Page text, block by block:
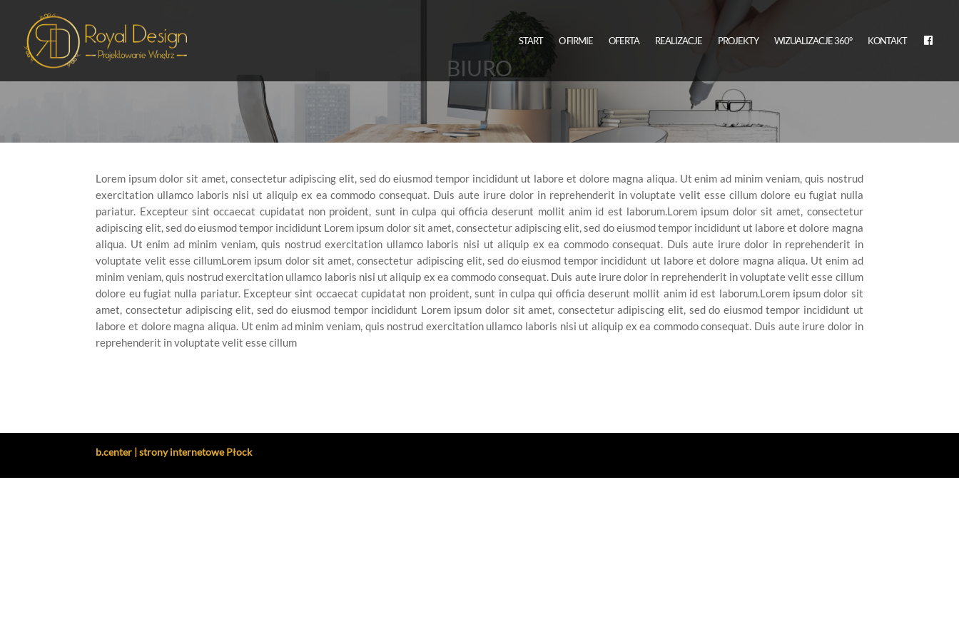
START O FIRMIE OFERTA REALIZACJE PROJEKTY WIZUALIZACJE 360° KONTAKT
BIURO
Lorem ipsum dolor sit amet, consectetur adipiscing elit, sed do eiusmod tempor incididunt ut labore et dolore magna aliqua. Ut enim ad minim veniam, quis nostrud
exercitation ullamco laboris nisi ut aliquip ex ea commodo consequat. Duis aute irure dolor in reprehenderit in voluptate velit esse cillum dolore eu fugiat nulla
pariatur. Excepteur sint occaecat cupidatat non proident, sunt in culpa qui officia deserunt mollit anim id est laborum.Lorem ipsum dolor sit amet, consectetur
adipiscing elit, sed do eiusmod tempor incididunt Lorem ipsum dolor sit amet, consectetur adipiscing elit, sed do eiusmod tempor incididunt ut labore et dolore magna
aliqua. Ut enim ad minim veniam, quis nostrud exercitation ullamco laboris nisi ut aliquip ex ea commodo consequat. Duis aute irure dolor in reprehenderit in
voluptate velit esse cillumLorem ipsum dolor sit amet, consectetur adipiscing elit, sed do eiusmod tempor incididunt ut labore et dolore magna aliqua. Ut enim ad
minim veniam, quis nostrud exercitation ullamco laboris nisi ut aliquip ex ea commodo consequat. Duis aute irure dolor in reprehenderit in voluptate velit esse cillum
dolore eu fugiat nulla pariatur. Excepteur sint occaecat cupidatat non proident, sunt in culpa qui officia deserunt mollit anim id est laborum.Lorem ipsum dolor sit
amet, consectetur adipiscing elit, sed do eiusmod tempor incididunt Lorem ipsum dolor sit amet, consectetur adipiscing elit, sed do eiusmod tempor incididunt ut
labore et dolore magna aliqua. Ut enim ad minim veniam, quis nostrud exercitation ullamco laboris nisi ut aliquip ex ea commodo consequat. Duis aute irure dolor in
reprehenderit in voluptate velit esse cillum
b.center | strony internetowe Płock